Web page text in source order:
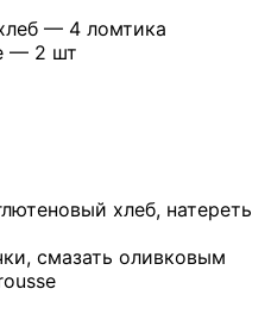
— 4 ломтика
— 2 шт
хлеб, натереть
смазать оливковым